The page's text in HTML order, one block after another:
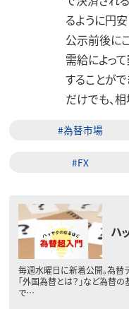
るように円
公示前後に
需給によっ
することが
だけでも、
#為替市場
#FX
ハ
毎週水曜日に新着公開。為替
「外国為替とは？」など為替
で…